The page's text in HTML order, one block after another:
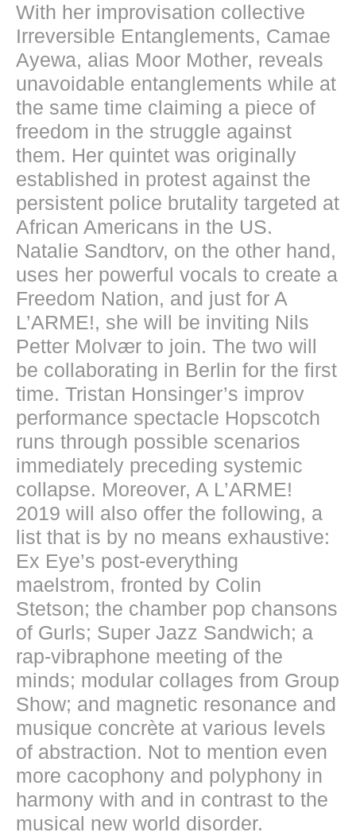
With her improvisation collective
Irreversible Entanglements, Camae
Ayewa, alias Moor Mother, reveals
unavoidable entanglements while at
the same time claiming a piece of
freedom in the struggle against
them. Her quintet was originally
established in protest against the
persistent police brutality targeted at
African Americans in the US.
Natalie Sandtorv, on the other hand,
uses her powerful vocals to create a
Freedom Nation, and just for A
L’ARME!, she will be inviting Nils
Petter Molvær to join. The two will
be collaborating in Berlin for the first
time. Tristan Honsinger’s improv
performance spectacle Hopscotch
runs through possible scenarios
immediately preceding systemic
collapse. Moreover, A L’ARME!
2019 will also offer the following, a
list that is by no means exhaustive:
Ex Eye’s post-everything
maelstrom, fronted by Colin
Stetson; the chamber pop chansons
of Gurls; Super Jazz Sandwich; a
rap-vibraphone meeting of the
minds; modular collages from Group
Show; and magnetic resonance and
musique concrète at various levels
of abstraction. Not to mention even
more cacophony and polyphony in
harmony with and in contrast to the
musical new world disorder.